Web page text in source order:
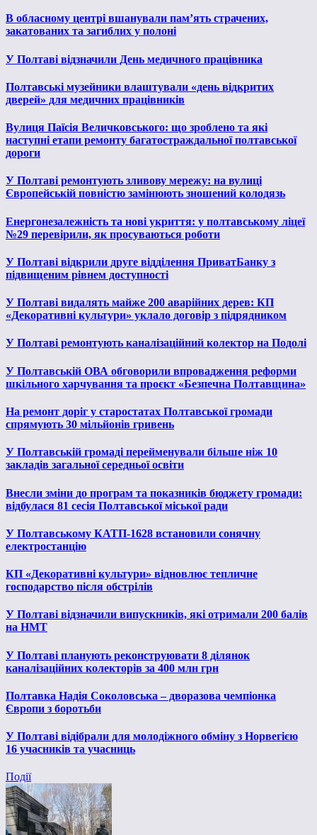
В обласному центрі вшанували пам’ять страчених,
закатованих та загиблих у полоні
У Полтаві відзначили День медичного працівника
Полтавські музейники влаштували «день відкритих
дверей» для медичних працівників
Вулиця Паїсія Величковського: що зроблено та які
наступні етапи ремонту багатостраждальної полтавської
дороги
У Полтаві ремонтують зливову мережу: на вулиці
Європейській повністю замінюють зношений колодязь
Енергонезалежність та нові укриття: у полтавському ліцеї
№29 перевірили, як просуваються роботи
У Полтаві відкрили друге відділення ПриватБанку з
підвищеним рівнем доступності
У Полтаві видалять майже 200 аварійних дерев: КП
«Декоративні культури» уклало договір з підрядником
У Полтаві ремонтують каналізаційний колектор на Подолі
У Полтавській ОВА обговорили впровадження реформи
шкільного харчування та проєкт «Безпечна Полтавщина»
На ремонт доріг у старостатах Полтавської громади
спрямують 30 мільйонів гривень
У Полтавській громаді перейменували більше ніж 10
закладів загальної середньої освіти
Внесли зміни до програм та показників бюджету громади:
відбулася 81 сесія Полтавської міської ради
У Полтавському КАТП-1628 встановили сонячну
електростанцію
КП «Декоративні культури» відновлює тепличне
господарство після обстрілів
У Полтаві відзначили випускників, які отримали 200 балів
на НМТ
У Полтаві планують реконструювати 8 ділянок
каналізаційних колекторів за 400 млн грн
Полтавка Надія Соколовська – дворазова чемпіонка
Європи з боротьби
У Полтаві відібрали для молодіжного обміну з Норвегією
16 учасників та учасниць
Події